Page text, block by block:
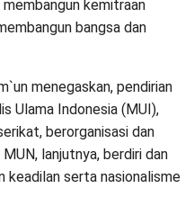
membangun kemitraan
bangsa dan
menegaskan, pendirian
Ulama Indonesia (MUI),
berorganisasi dan
lanjutnya, berdiri dan
keadilan serta nasionalisme